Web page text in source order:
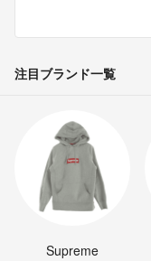
注目ブランド一覧
Supreme